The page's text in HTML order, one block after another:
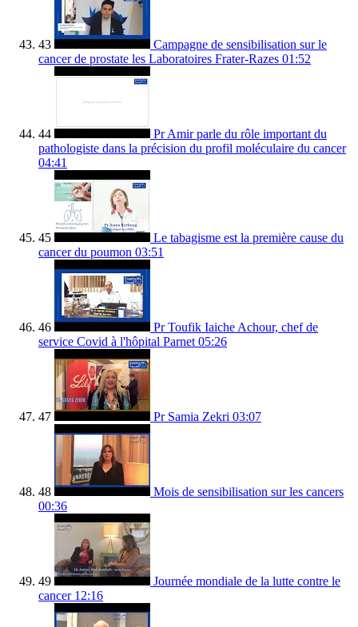
43
Campagne de sensibilisation sur le
cancer de prostate les Laboratoires Frater-Razes 01:52
44
Pr Amir parle du rôle important du
pathologiste dans la précision du profil moléculaire du cancer
04:41
45
Le tabagisme est la première cause du
cancer du poumon 03:51
46
Pr Toufik Iaiche Achour, chef de
service Covid à l'hôpital Parnet 05:26
47 Pr Samia Zekri 03:07
48
Mois de sensibilisation sur les cancers
00:36
49
Journée mondiale de la lutte contre le
cancer 12:16